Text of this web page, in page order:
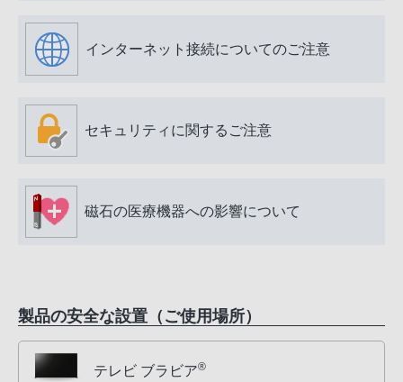
インターネット接続についてのご注意
セキュリティに関するご注意
磁石の医療機器への影響について
製品の安全な設置（ご使用場所）
テレビ ブラビア®